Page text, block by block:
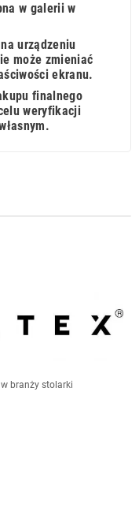
w galerii w
urządzeniu
może zmieniać
ekranu.
finalnego
weryfikacji
branży stolarki